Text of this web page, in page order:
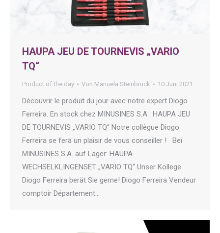
HAUPA JEU DE TOURNEVIS „VARIO
TQ“
Product of the day Von Manuela Steinbrück 10 Juni 2021
Découvrir le produit du jour avec notre expert Diogo
Ferreira. En stock chez MINUSINES S.A : HAUPA JEU
DE TOURNEVIS „VARIO TQ“ Notre collègue Diogo
Ferreira se fera un plaisir de vous conseiller ! Bei
MINUSINES S.A. auf Lager: HAUPA
WECHSELKLINGENSET „VARIO TQ“ Unser Kollege
Diogo Ferreira berät Sie gerne! Diogo Ferreira Vendeur
comptoir Département…